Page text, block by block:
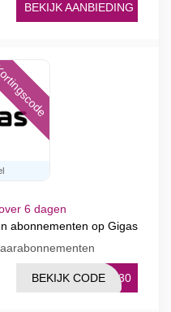
BEKIJK AANBIEDING
6 dagen
abonnementen op Gigas
RT30
BEKIJK CODE